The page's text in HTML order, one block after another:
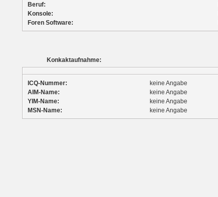
Beruf:
Konsole:
Foren Software:
Konkaktaufnahme:
ICQ-Nummer:
keine Angabe
AIM-Name:
keine Angabe
YIM-Name:
keine Angabe
MSN-Name:
keine Angabe